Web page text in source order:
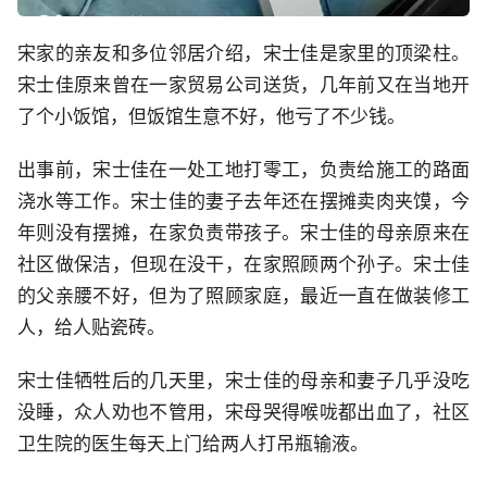
宋家的亲友和多位邻居介绍，宋士佳是家里的顶梁柱。
宋士佳原来曾在一家贸易公司送货，几年前又在当地开
了个小饭馆，但饭馆生意不好，他亏了不少钱。
出事前，宋士佳在一处工地打零工，负责给施工的路面
浇水等工作。宋士佳的妻子去年还在摆摊卖肉夹馍，今
年则没有摆摊，在家负责带孩子。宋士佳的母亲原来在
社区做保洁，但现在没干，在家照顾两个孙子。宋士佳
的父亲腰不好，但为了照顾家庭，最近一直在做装修工
人，给人贴瓷砖。
宋士佳牺牲后的几天里，宋士佳的母亲和妻子几乎没吃
没睡，众人劝也不管用，宋母哭得喉咙都出血了，社区
卫生院的医生每天上门给两人打吊瓶输液。